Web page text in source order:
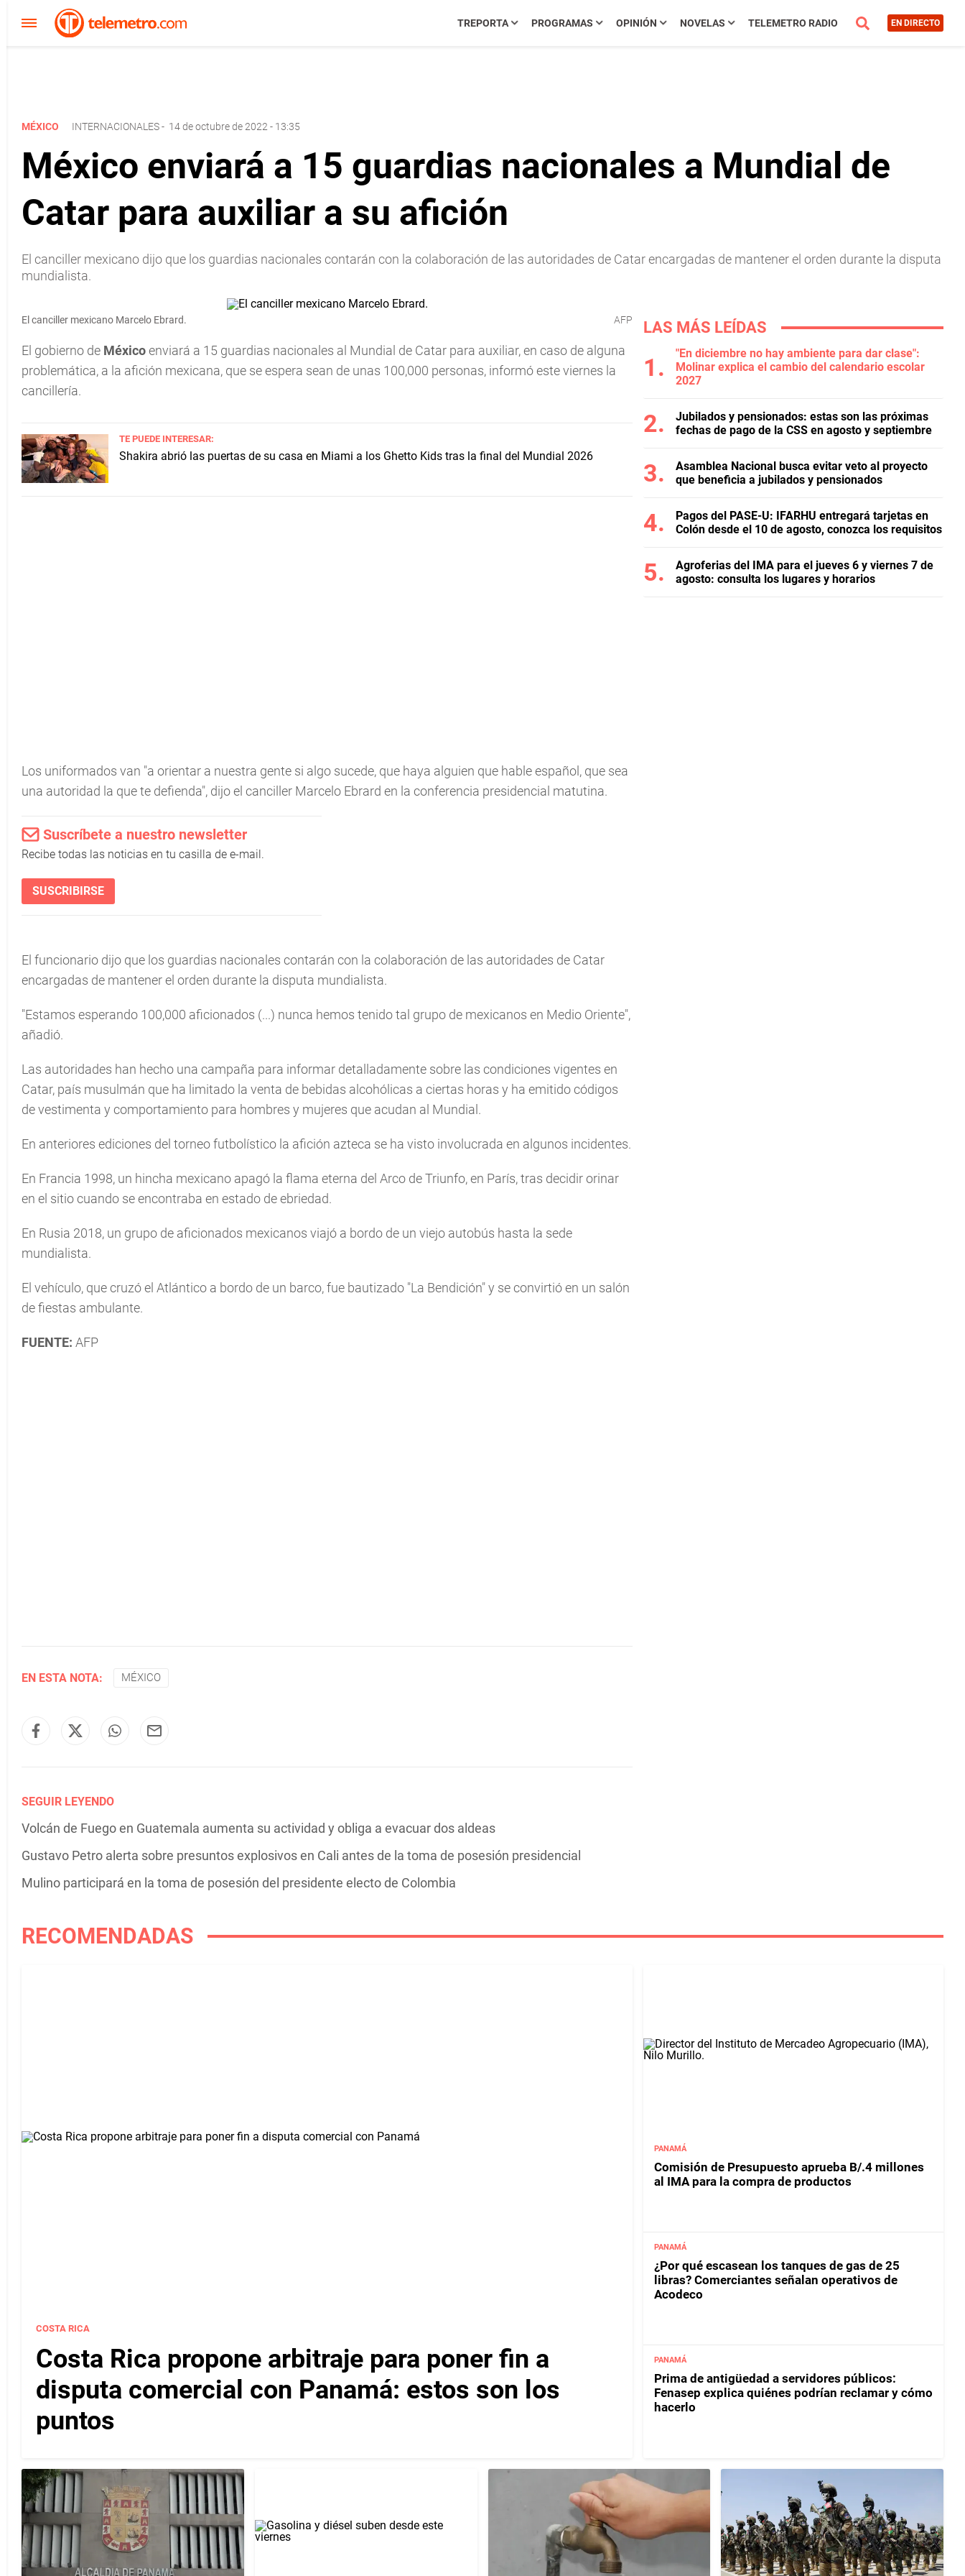
TREPORTA PROGRAMAS OPINIÓN NOVELAS TELEMETRO RADIO EN DIRECTO
MÉXICO INTERNACIONALES- 14 de octubre de 2022 - 13:35
México enviará a 15 guardias nacionales a Mundial de
Catar para auxiliar a su afición
El canciller mexicano dijo que los guardias nacionales contarán con la colaboración de las autoridades de Catar encargadas de mantener el orden durante la disputa
mundialista.
El canciller mexicano Marcelo Ebrard. AFP
El gobierno de Méxicoenviará a 15 guardias nacionales al Mundial de Catar para auxiliar, en caso de alguna
problemática, a la afición mexicana, que se espera sean de unas 100,000 personas, informó este viernes la
cancillería.
TE PUEDE INTERESAR:
Shakira abrió las puertas de su casa en Miami a los Ghetto Kids tras la final del Mundial 2026
Los uniformados van "a orientar a nuestra gente si algo sucede, que haya alguien que hable español, que sea
una autoridad la que te defienda", dijo el canciller Marcelo Ebrard en la conferencia presidencial matutina.
Suscríbete a nuestro newsletter
Recibe todas las noticias en tu casilla de e-mail.
SUSCRIBIRSE
El funcionario dijo que los guardias nacionales contarán con la colaboración de las autoridades de Catar
encargadas de mantener el orden durante la disputa mundialista.
"Estamos esperando 100,000 aficionados (...) nunca hemos tenido tal grupo de mexicanos en Medio Oriente",
añadió.
Las autoridades han hecho una campaña para informar detalladamente sobre las condiciones vigentes en
Catar, país musulmán que ha limitado la venta de bebidas alcohólicas a ciertas horas y ha emitido códigos
de vestimenta y comportamiento para hombres y mujeres que acudan al Mundial.
En anteriores ediciones del torneo futbolístico la afición azteca se ha visto involucrada en algunos incidentes.
En Francia 1998, un hincha mexicano apagó la flama eterna del Arco de Triunfo, en París, tras decidir orinar
en el sitio cuando se encontraba en estado de ebriedad.
En Rusia 2018, un grupo de aficionados mexicanos viajó a bordo de un viejo autobús hasta la sede
mundialista.
El vehículo, que cruzó el Atlántico a bordo de un barco, fue bautizado "La Bendición" y se convirtió en un salón
de fiestas ambulante.
FUENTE: AFP
EN ESTA NOTA: MÉXICO
SEGUIR LEYENDO
Volcán de Fuego en Guatemala aumenta su actividad y obliga a evacuar dos aldeas
Gustavo Petro alerta sobre presuntos explosivos en Cali antes de la toma de posesión presidencial
Mulino participará en la toma de posesión del presidente electo de Colombia
LAS MÁS LEÍDAS
"En diciembre no hay ambiente para dar clase":
Molinar explica el cambio del calendario escolar
2027
Jubilados y pensionados: estas son las próximas
fechas de pago de la CSS en agosto y septiembre
Asamblea Nacional busca evitar veto al proyecto
que beneficia a jubilados y pensionados
Pagos del PASE-U: IFARHU entregará tarjetas en
Colón desde el 10 de agosto, conozca los requisitos
Agroferias del IMA para el jueves 6 y viernes 7 de
agosto: consulta los lugares y horarios
RECOMENDADAS
COSTA RICA
Costa Rica propone arbitraje para poner fin a
disputa comercial con Panamá: estos son los
puntos
PANAMÁ
Comisión de Presupuesto aprueba B/.4 millones
al IMA para la compra de productos
PANAMÁ
¿Por qué escasean los tanques de gas de 25
libras? Comerciantes señalan operativos de
Acodeco
PANAMÁ
Prima de antigüedad a servidores públicos:
Fenasep explica quiénes podrían reclamar y cómo
hacerlo